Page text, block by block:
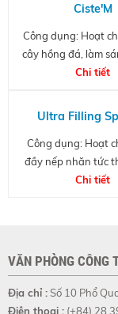
Ciste'M
Công dụng: Hoạt
cây hồng đá, làm
nhăn, chống ánh
Chi tiết
Ultra Filling
Công dụng: Hoạt
đầy nếp nhăn tức
dài cho da
Chi tiết
VĂN PHÒNG CÔNG
Địa chỉ :Số 10 Phổ
Điện thoại : (+84) 28